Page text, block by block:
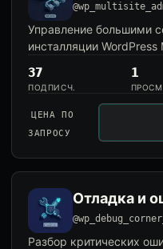
Управление большими
инсталляции WordPress
37
ПОДПИСЧ.
1
ЦЕНА ПО
ЗАПРОСУ
Отладка и
Разбор критических